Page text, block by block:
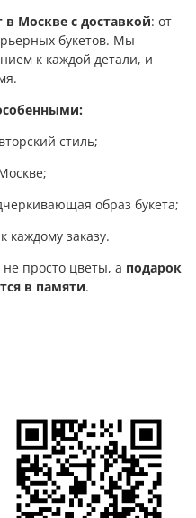
в Москве с доставкой: от
букетов. Мы
к каждой детали, и
стиль;
образ букета;
каждому заказу.
просто цветы, а подарок
в памяти.